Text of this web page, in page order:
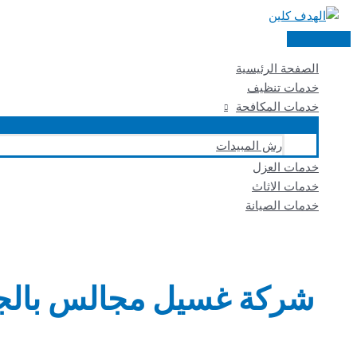
تخطي
إلى
القائمة
الصفحة الرئيسية
خدمات تنظيف
خدمات المكافحة
رش المبيدات
خدمات العزل
خدمات الاثاث
خدمات الصيانة
شركة غسيل مجالس